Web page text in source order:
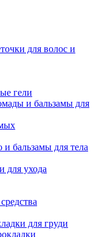
для волос и
гели
и бальзамы для
бальзамы для тела
для ухода
для груди